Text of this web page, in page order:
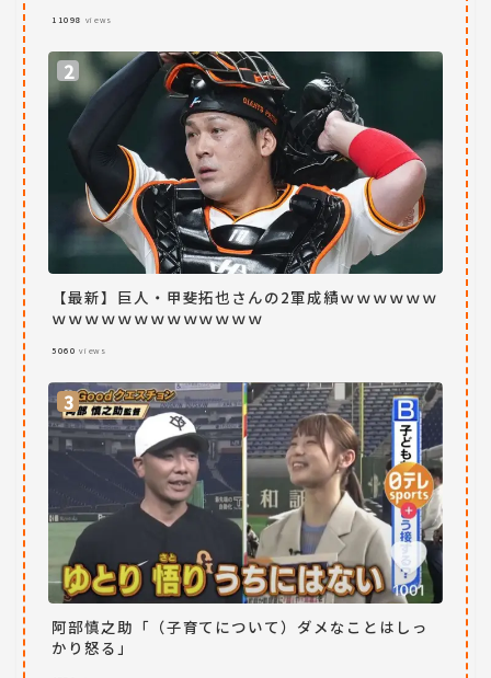
11098 views
【最新】巨人・甲斐拓也さんの2軍成績ｗｗｗｗｗｗ
ｗｗｗｗｗｗｗｗｗｗｗｗｗ
5060 views
阿部慎之助「（子育てについて）ダメなことはしっ
かり怒る」